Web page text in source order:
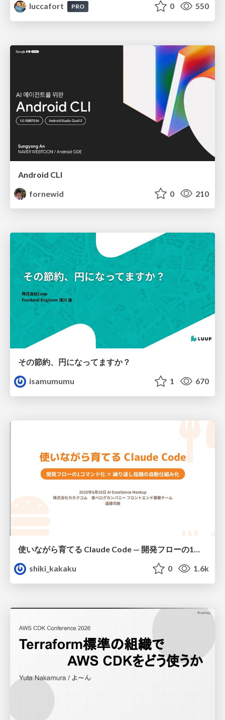
luccafort
PRO 0 550
Android CLI
fornewid
0 210
その節約、円になってますか？
isamumumu
1 670
使いながら育てる Claude Code — 開発フローの1コマンド化 × 繰り返し指摘の自動仕組み化
shiki_kakaku
0 1.6k